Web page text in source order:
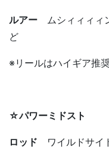
ルアー ムシィィィィ
ど
※リールはハイギア推
☆パワーミドスト
ロッド ワイルドサイ